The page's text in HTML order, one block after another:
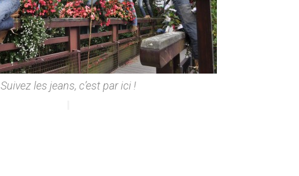
Suivez les jeans, c’est par ici !